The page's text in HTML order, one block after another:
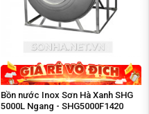
Bồn nước Inox Sơn Hà Xanh SHG
5000L Ngang - SHG5000F1420